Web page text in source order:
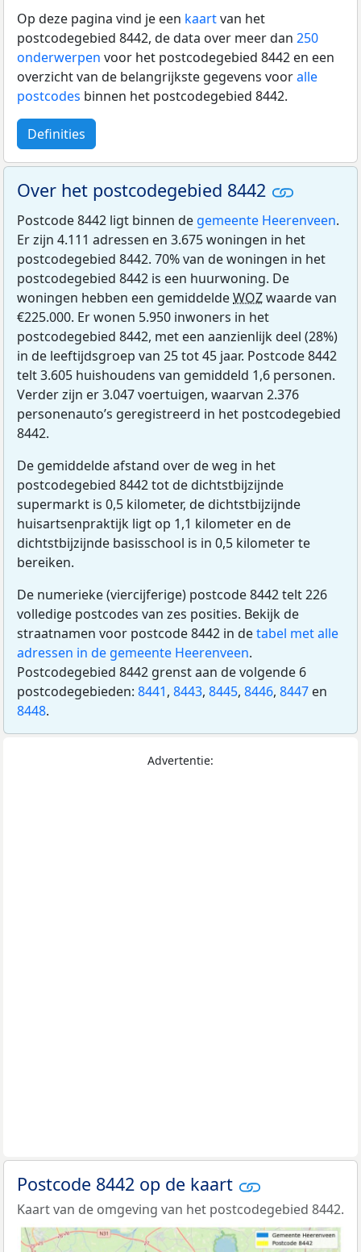
Op deze pagina vind je een kaartvan het
postcodegebied 8442, de data over meer dan 250
onderwerpen voor het postcodegebied 8442 en een
overzicht van de belangrijkste gegevens vooralle
postcodes binnen het postcodegebied 8442.
Definities
Over het postcodegebied 8442
Postcode 8442 ligt binnen de gemeente Heerenveen.
Er zijn 4.111 adressen en 3.675 woningen in het
postcodegebied 8442. 70% van de woningen in het
postcodegebied 8442 is een huurwoning. De
woningen hebben een gemiddeldeWOZwaarde van
€225.000. Er wonen 5.950 inwoners in het
postcodegebied 8442, met een aanzienlijk deel (28%)
in de leeftijdsgroep van 25 tot 45 jaar. Postcode 8442
telt 3.605 huishoudens van gemiddeld 1,6 personen.
Verder zijn er 3.047 voertuigen, waarvan 2.376
personenauto’s geregistreerd in het postcodegebied
8442.
De gemiddelde afstand over de weg in het
postcodegebied 8442 tot de dichtstbijzijnde
supermarkt is 0,5 kilometer, de dichtstbijzijnde
huisartsenpraktijk ligt op 1,1 kilometer en de
dichtstbijzijnde basisschool is in 0,5 kilometer te
bereiken.
De numerieke (viercijferige) postcode 8442 telt 226
volledige postcodes van zes posities. Bekijk de
straatnamen voor postcode 8442 in detabel met alle
adressen in de gemeente Heerenveen.
Postcodegebied 8442 grenst aan de volgende 6
postcodegebieden: 8441, 8443, 8445, 8446, 8447 en
8448.
Advertentie:
Postcode 8442 op de kaart
Kaart van de omgeving van het postcodegebied 8442.